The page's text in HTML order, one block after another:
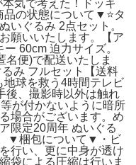
気で考えた！ドッキ
の状態について▼⭐タ
ぐるみ 2点セット。
願いいたします。【ア
60cm 迫力サイズ。
便)で配送いたしま
み フルセット【送料
球を救う4時間テレビ
後、撮影時以外は触れ
が付かないように暗所
場合がございます。め
限定20周年 ぬいぐる
▼梱包について▼・ビ
行い、更に中身が透け
袋による圧縮は行いま